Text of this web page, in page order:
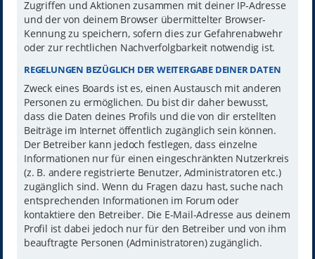
Zugriffen und Aktionen zusammen mit deiner IP-Adresse
und der von deinem Browser übermittelter Browser-
Kennung zu speichern, sofern dies zur Gefahrenabwehr
oder zur rechtlichen Nachverfolgbarkeit notwendig ist.
REGELUNGEN BEZÜGLICH DER WEITERGABE DEINER DATEN
Zweck eines Boards ist es, einen Austausch mit anderen
Personen zu ermöglichen. Du bist dir daher bewusst,
dass die Daten deines Profils und die von dir erstellten
Beiträge im Internet öffentlich zugänglich sein können.
Der Betreiber kann jedoch festlegen, dass einzelne
Informationen nur für einen eingeschränkten Nutzerkreis
(z. B. andere registrierte Benutzer, Administratoren etc.)
zugänglich sind. Wenn du Fragen dazu hast, suche nach
entsprechenden Informationen im Forum oder
kontaktiere den Betreiber. Die E-Mail-Adresse aus deinem
Profil ist dabei jedoch nur für den Betreiber und von ihm
beauftragte Personen (Administratoren) zugänglich.